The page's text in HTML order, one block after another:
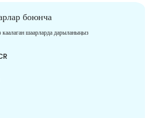
боюнча
шаарларда дарыланыңыз